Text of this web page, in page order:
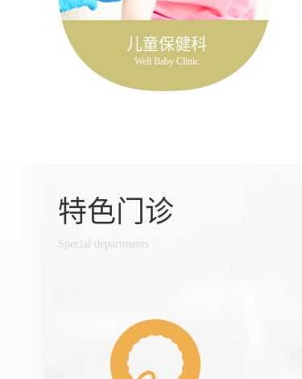
儿童保健科
Well Baby Clinic
特色门诊
Special departments